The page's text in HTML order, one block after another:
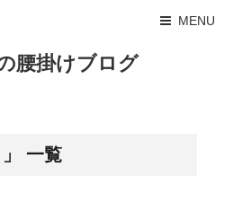
MENU
腰掛けブログ
」 一覧